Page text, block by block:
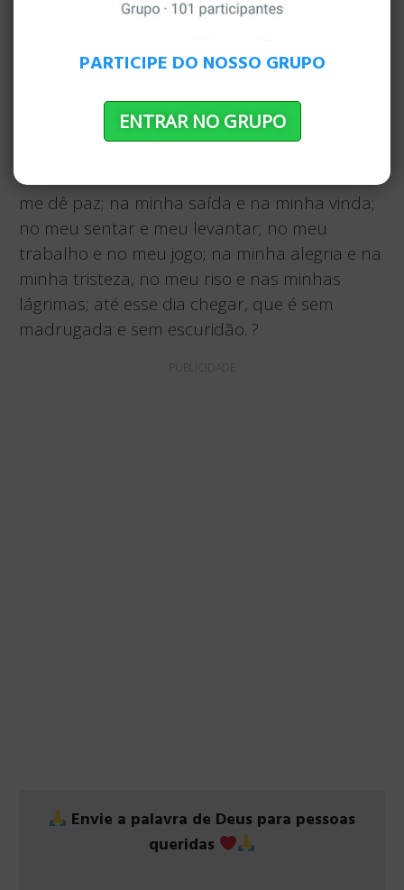
Jesus disse-lhes: “Dai a César o que é de César
e a Deus o que é de Deus”. E eles se
maravilharam com ele. ?
ORAÇÃO FINAL E BENÇÃO DA MANHÃ
levantar a luz de seu semblante sobre mim e
me dê paz; na minha saída e na minha vinda;
no meu sentar e meu levantar; no meu
trabalho e no meu jogo; na minha alegria e na
minha tristeza, no meu riso e nas minhas
lágrimas; até esse dia chegar, que é sem
madrugada e sem escuridão. ?
PUBLICIDADE
PARTICIPE DO NOSSO GRUPO
ENTRAR NO GRUPO
Envie a palavra de Deus para pessoas
queridas